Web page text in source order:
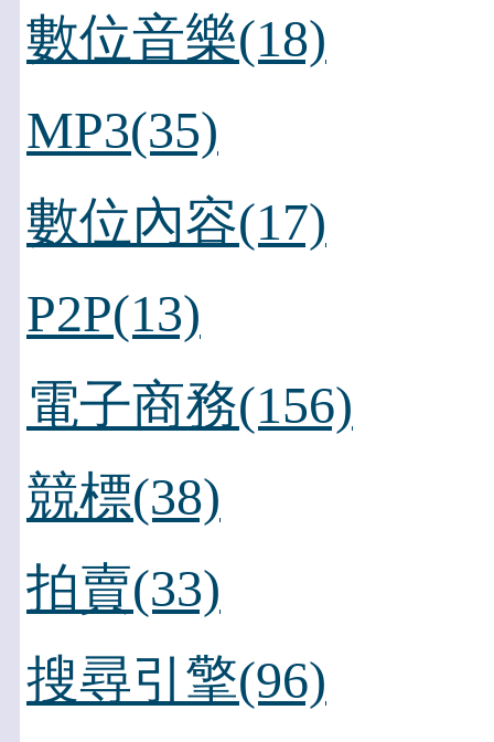
數位音樂(18)
MP3(35)
數位內容(17)
P2P(13)
電子商務(156)
競標(38)
拍賣(33)
搜尋引擎(96)